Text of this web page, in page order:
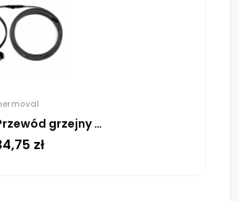
THERMOVAL Przewód grzejny TV TS 15 m 225 W
zł